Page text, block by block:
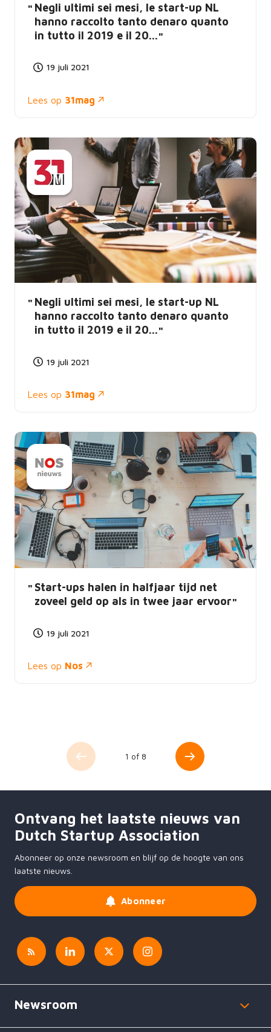
Negli ultimi sei mesi, le start-up NL
hanno raccolto tanto denaro quanto
in tutto il 2019 e il 20...
19 juli 2021
Lees op 31mag
Negli ultimi sei mesi, le start-up NL
hanno raccolto tanto denaro quanto
in tutto il 2019 e il 20...
19 juli 2021
Lees op 31mag
Start-ups halen in halfjaar tijd net
zoveel geld op als in twee jaar ervoor
19 juli 2021
Lees op Nos
1 of 8
Ontvang het laatste nieuws van
Dutch Startup Association
Abonneer op onze newsroom en blijf op de hoogte van ons
laatste nieuws.
Abonneer
Newsroom